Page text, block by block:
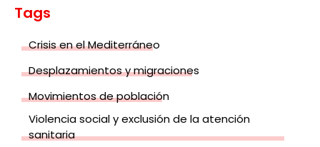
Tags
Crisis en el Mediterráneo
Desplazamientos y migraciones
Movimientos de población
Violencia social y exclusión de la atención
sanitaria